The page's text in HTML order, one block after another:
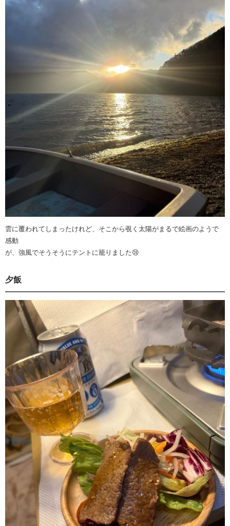
雲に覆われてしまったけれど、そこから覗く太陽がまるで絵画のようで
感動
が、強風でそうそうにテントに籠りました😢
夕飯